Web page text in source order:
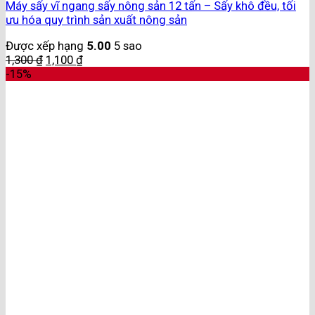
Máy sấy vĩ ngang sấy nông sản 12 tấn – Sấy khô đều, tối
ưu hóa quy trình sản xuất nông sản
Được xếp hạng 5.00 5 sao
1,300₫ 1,100 ₫
-15%